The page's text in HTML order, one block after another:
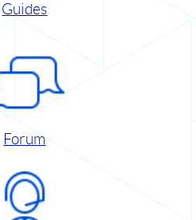
Guides
Forum